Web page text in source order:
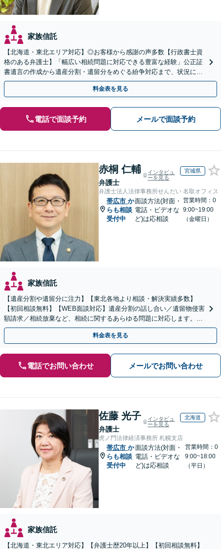
家族信託
【北海道・東北エリア対応】◎お客様から感謝の声多数【行政書士資
格のある弁護士】「幅広い相続問題に対応できる豊富な経験」公正証
書遺言の作成から遺産分割・遺留分をめぐる紛争対応まで、状況に応
じた最適な方法をご提案します【夜間相談可】
料金表を見る
電話で面談予約 メールで面談予約
赤桐 仁輔
弁護士
インタビュ
ーを見る
宮城県
弁護士法人法律事務所せんだい 名取オフィス
帯広市 か
らも相談
受付中
面談方法(対面・
電話・ビデオな
ど)は応相談
営業時間：0
9:00~19:00
（金曜日）
家族信託
【遺産分割や遺留分に注力】【東北各地より相談・解決実績多数】
【初回相談無料】【WEB面談対応】遺産分割の話し合い／遺留物侵害
額請求／相続放棄など、相続に関するあらゆる問題に対応します。ご
事情やご意向を丁寧にお聞きし、有利な解決を目指します
料金表を見る
電話でお問い合わせ メールでお問い合わせ
佐藤 光子
弁護士
インタビュ
ーを見る
北海道
虎ノ門法律経済事務所 札幌支店
帯広市 か
らも相談
受付中
面談方法(対面・
電話・ビデオな
ど)は応相談
営業時間：0
9:00~18:00
（平日）
家族信託
【北海道・東北エリア対応】【弁護士歴20年以上】【初回相談無料】